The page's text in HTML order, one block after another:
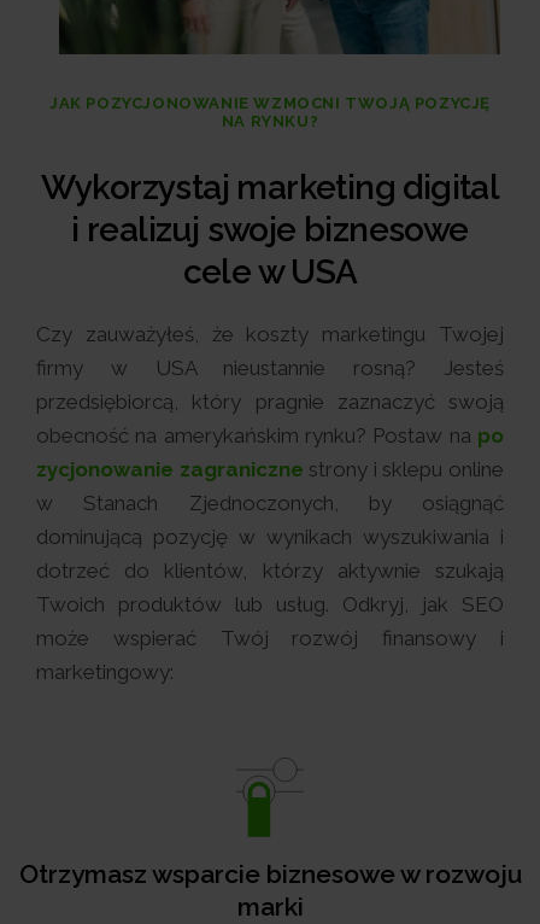
JAK POZYCJONOWANIE WZMOCNI TWOJĄ POZYCJĘ
NA RYNKU?
Wykorzystaj marketing digital
i realizuj swoje biznesowe
cele w USA
Czy zauważyłeś, że koszty marketingu Twojej
firmy w USA nieustannie rosną? Jesteś
przedsiębiorcą, który pragnie zaznaczyć swoją
obecność na amerykańskim rynku? Postaw na po
zycjonowanie zagraniczne strony i sklepu online
w Stanach Zjednoczonych, by osiągnąć
dominującą pozycję w wynikach wyszukiwania i
dotrzeć do klientów, którzy aktywnie szukają
Twoich produktów lub usług. Odkryj, jak SEO
może wspierać Twój rozwój finansowy i
marketingowy:
Otrzymasz wsparcie biznesowe w rozwoju
marki